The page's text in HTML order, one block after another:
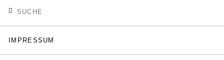
IMPRESSUM